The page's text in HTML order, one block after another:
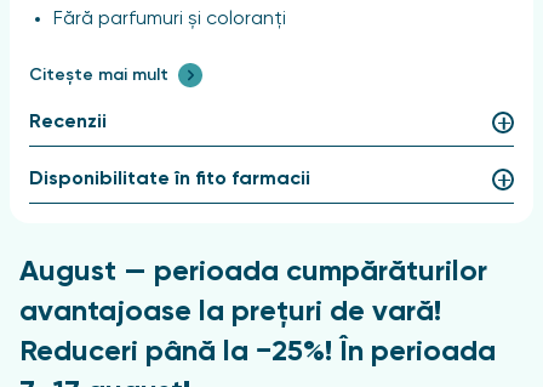
Fără parfumuri și coloranți
Crema de zi pentru față Anti-Age Ultra Sensitive de
la alverde Naturkosmetik este potrivită în special
pentru îngrijirea tenului sensibil, atopic și a celui
predispus la neurodermită. Compoziția nu conține
uleiuri esențiale și extracte vegetale. Formula
nutritivă hidratează și protejează pielea împotriva
Oferiți-i pielii dvs. îngrijirea pe care o merită! Alegeți
produsele cosmetice naturale alverde Naturkosmetik!
Proprietăți
Citește mai mult
Recenzii
Disponibilitate în fito farmacii
August — perioada cumpărăturilor
avantajoase la prețuri de vară!
Reduceri până la −25%! În perioada